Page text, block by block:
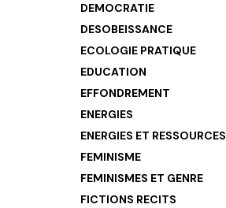
DEMOCRATIE
DESOBEISSANCE
ECOLOGIE PRATIQUE
EDUCATION
EFFONDREMENT
ENERGIES
ENERGIES ET RESSOURCES
FEMINISME
FEMINISMES ET GENRE
FICTIONS RECITS